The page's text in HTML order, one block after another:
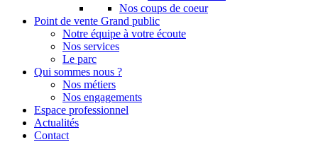
Nos coups de coeur
Point de vente Grand public
Notre équipe à votre écoute
Nos services
Le parc
Qui sommes nous ?
Nos métiers
Nos engagements
Espace professionnel
Actualités
Contact